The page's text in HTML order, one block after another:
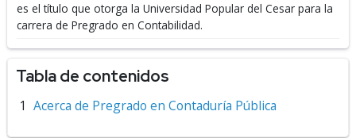
es el título que otorga la Universidad Popular del Cesar para la
carrera de Pregrado en Contabilidad.
Tabla de contenidos
Acerca de Pregrado en Contaduría Pública